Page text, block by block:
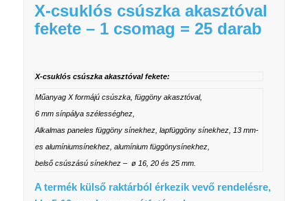
X-csuklós csúszka akasztóval
fekete – 1 csomag = 25 darab
X-csuklós csúszka akasztóval fekete:
Műanyag X formájú csúszka, függöny akasztóval,
6 mm sínpálya szélességhez,
Alkalmas paneles függöny sínekhez, lapfüggöny sínekhez, 13 mm-
es alumíniumsínekhez, alumínium függönysínekhez,
belső csúszású sínekhez – ø 16, 20 és 25 mm.
A termék külső raktárból érkezik vevő rendelésre,